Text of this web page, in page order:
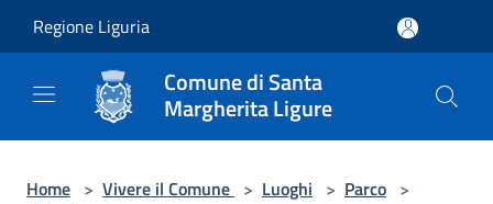
Regione Liguria
Comune di Santa
Margherita Ligure
Home > Vivere il Comune > Luoghi > Parco >